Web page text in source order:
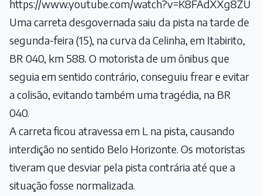
https://www.youtube.com/watch?v=K8FAdXXg8ZU
Uma carreta desgovernada saiu da pista na tarde de
segunda-feira (15), na curva da Celinha, em Itabirito,
BR 040, km 588. O motorista de um ônibus que
seguia em sentido contrário, conseguiu frear e evitar
a colisão, evitando também uma tragédia, na BR
040.
A carreta ficou atravessa em L na pista, causando
interdição no sentido Belo Horizonte. Os motoristas
tiveram que desviar pela pista contrária até que a
situação fosse normalizada.